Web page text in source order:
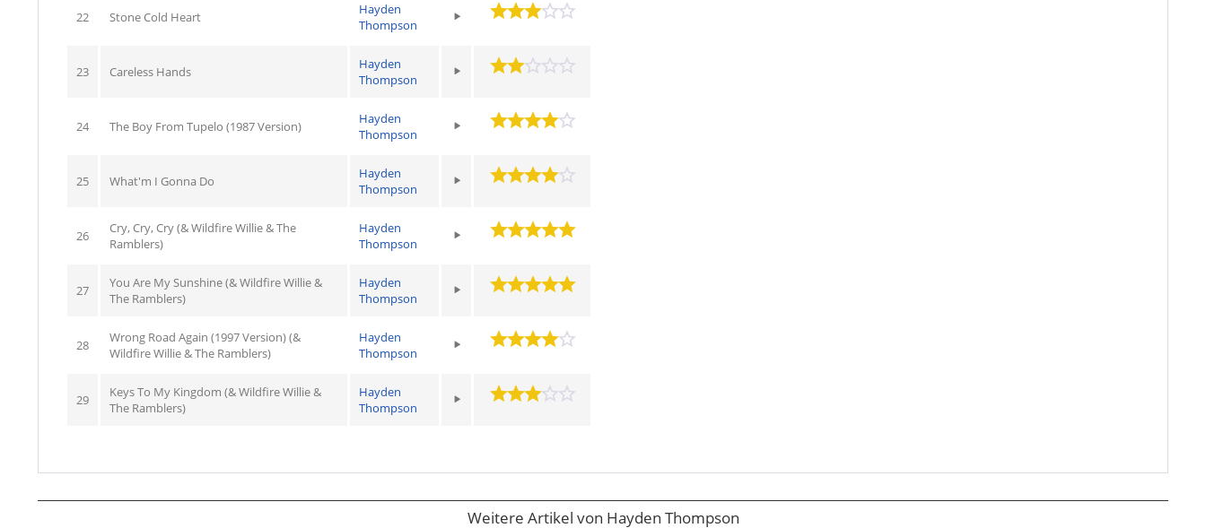
22 Stone Cold Heart
Hayden
Thompson
23 Careless Hands
Hayden
Thompson
24 The Boy From Tupelo (1987 Version)
Hayden
Thompson
25 What'm I Gonna Do
Hayden
Thompson
26
Cry, Cry, Cry (& Wildfire Willie & The
Ramblers)
Hayden
Thompson
27
You Are My Sunshine (& Wildfire Willie &
The Ramblers)
Hayden
Thompson
28
Wrong Road Again (1997 Version) (&
Wildfire Willie & The Ramblers)
Hayden
Thompson
29
Keys To My Kingdom (& Wildfire Willie &
The Ramblers)
Hayden
Thompson
Weitere Artikel von Hayden Thompson